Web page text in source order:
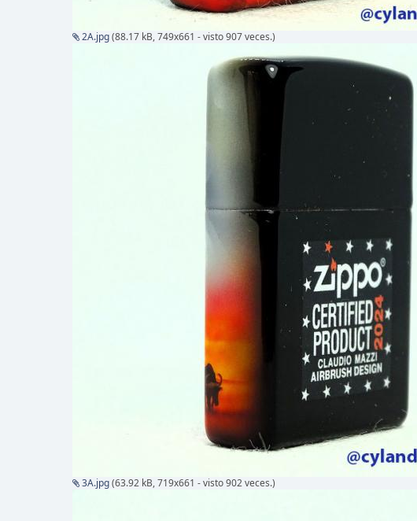
2A.jpg(88.17 kB, 749x661 - visto 907 veces.)
3A.jpg(63.92 kB, 719x661 - visto 902 veces.)